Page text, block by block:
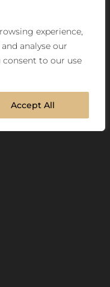
experience,
analyse our
consent to our use
Accept All